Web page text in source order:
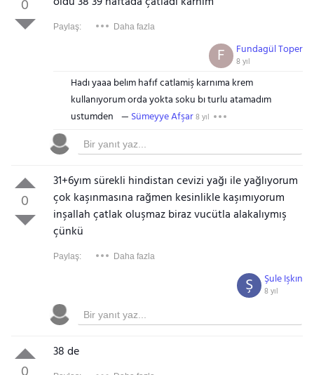
0
Paylaş: Daha fazla
Fundagül Toper
8 yıl
F
Hadı yaaa belım hafıf catlamiş karnıma krem
kullanıyorum orda yokta soku bı turlu atamadım
ustumden
Sümeyye Afşar8 yıl
0
31+6yım sürekli hindistan cevizi yağı ile yağlıyorum
çok kaşınmasına rağmen kesinlikle kaşımıyorum
inşallah çatlak oluşmaz biraz vucütla alakalıymış
çünkü
Paylaş: Daha fazla
Şule Işkın
8 yıl
Ş
38 de